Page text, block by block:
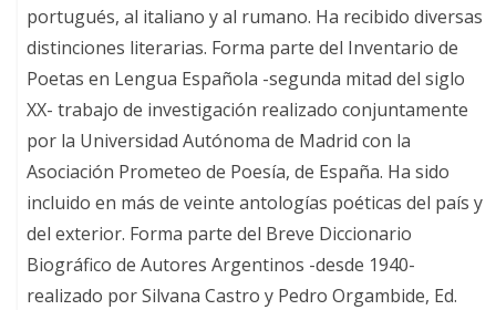
portugués, al italiano y al rumano. Ha recibido diversas
distinciones literarias. Forma parte del Inventario de
Poetas en Lengua Española -segunda mitad del siglo
XX- trabajo de investigación realizado conjuntamente
por la Universidad Autónoma de Madrid con la
Asociación Prometeo de Poesía, de España. Ha sido
incluido en más de veinte antologías poéticas del país y
del exterior. Forma parte del Breve Diccionario
Biográfico de Autores Argentinos -desde 1940-
realizado por Silvana Castro y Pedro Orgambide, Ed.